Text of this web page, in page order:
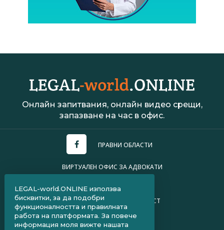
Онлайн запитвания, онлайн видео срещи,
запазване на час в офис.
ПРАВНИ ОБЛАСТИ
ВИРТУАЛЕН ОФИС ЗА АДВОКАТИ
ПОЛИТИКА ЗА ПОВЕРИТЕЛНОСТ
ЧЗВ ЗА КЛИЕНТИ
LEGAL-world.ONLINE използва
бисквитки, за да подобри
функционалността и правилната
работа на платформата. За повече
информация моля вижте нашата